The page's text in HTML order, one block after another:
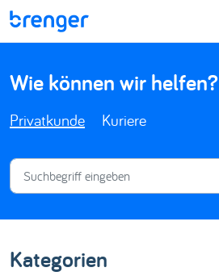
Privatkunde Kuriere
Wie können wir helfen?
Kategorien